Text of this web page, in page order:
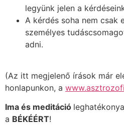
legyünk jelen a
A kérdés soha nem csak
személyes
adni.
(Az itt megjelenő írások már
honlapunkon, a
Ima és meditáció
a BÉKÉÉRT!